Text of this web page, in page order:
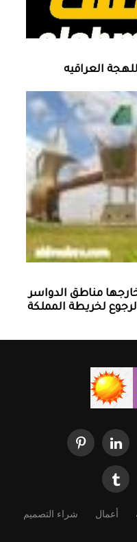
العراقيه
‏مناطق الدواسر
لخريطة المملكة
أعمال شراء التصميم